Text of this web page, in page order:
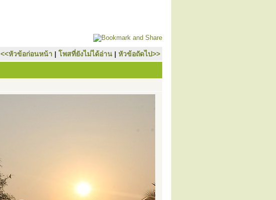
<<หัวข้อก่อนหน้า | โพสที่ยังไม่ได้อ่าน | หัวข้อถัดไป>>